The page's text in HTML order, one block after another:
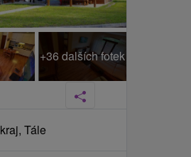
+36 dalších fotek
Tále